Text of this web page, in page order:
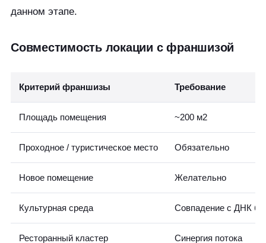
данном этапе.
Совместимость локации с франшизой
Критерий франшизы Требование
Площадь помещения ~200 м2
Проходное / туристическое место Обязательно
Новое помещение Желательно
Культурная среда Совпадение с ДНК
Ресторанный кластер Синергия потока